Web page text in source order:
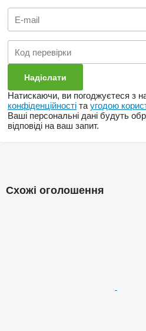
Натискаючи, ви погоджуєтеся з
конфіденційності та угодою
Ваші персональні дані будуть
відповіді на ваш запит.
Схожі оголошення